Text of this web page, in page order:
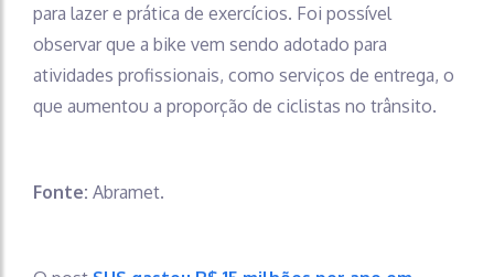
para lazer e prática de exercícios. Foi possível
observar que a bike vem sendo adotado para
atividades profissionais, como serviços de entrega, o
que aumentou a proporção de ciclistas no trânsito.
Fonte: Abramet.